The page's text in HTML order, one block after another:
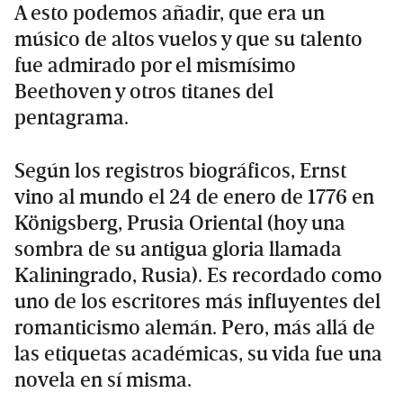
A esto podemos añadir, que era un
músico de altos vuelos y que su talento
fue admirado por el mismísimo
Beethoven y otros titanes del
pentagrama.
Según los registros biográficos, Ernst
vino al mundo el 24 de enero de 1776 en
Königsberg, Prusia Oriental (hoy una
sombra de su antigua gloria llamada
Kaliningrado, Rusia). Es recordado como
uno de los escritores más influyentes del
romanticismo alemán. Pero, más allá de
las etiquetas académicas, su vida fue una
novela en sí misma.